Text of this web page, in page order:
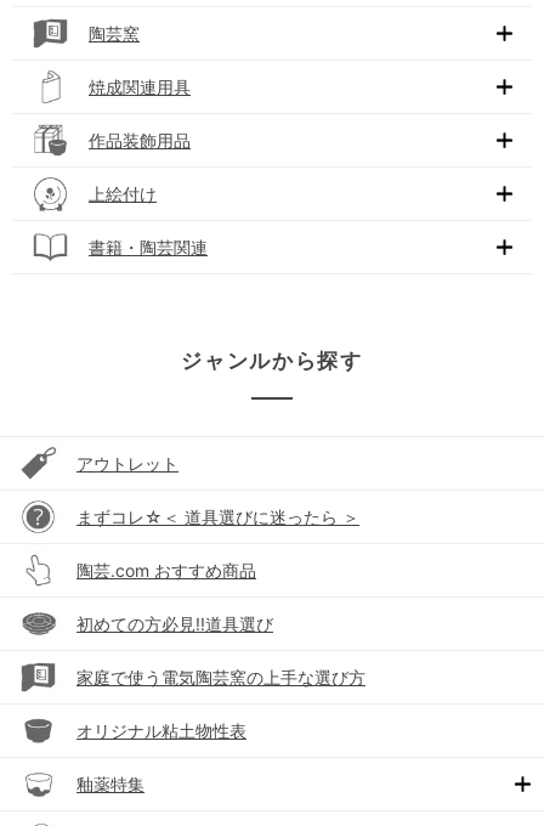
陶芸窯
焼成関連用具
作品装飾用品
上絵付け
書籍・陶芸関連
ジャンルから探す
アウトレット
まずコレ☆＜ 道具選びに迷ったら ＞
陶芸.com おすすめ商品
初めての方必見!!道具選び
家庭で使う電気陶芸窯の上手な選び方
オリジナル粘土物性表
釉薬特集